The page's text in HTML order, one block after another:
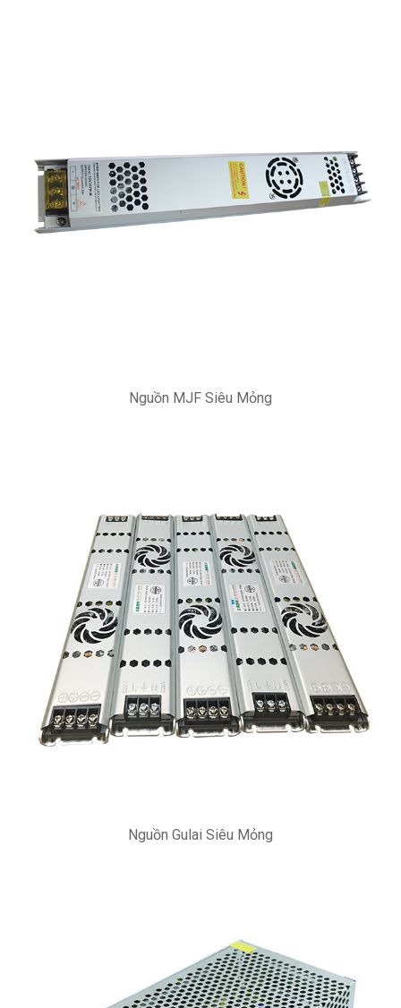
Nguồn MJF Siêu Mỏng
Nguồn Gulai Siêu Mỏng